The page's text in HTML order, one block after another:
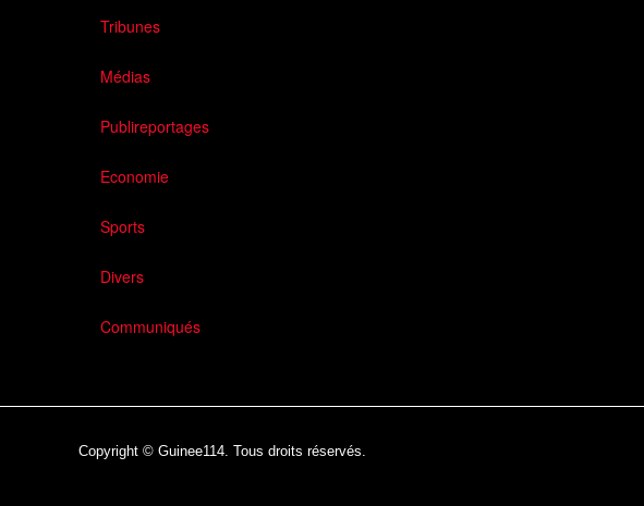
Tribunes
Médias
Publireportages
Economie
Sports
Divers
Communiqués
Copyright © Guinee114. Tous droits réservés.